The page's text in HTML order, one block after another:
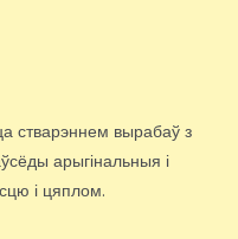
стварэннем вырабаў з
арыгінальныя і
і цяплом.